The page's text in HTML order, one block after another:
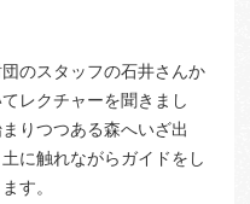
のスタッフの石井さんか
レクチャーを聞きまし
りつつある森へいざ出
に触れながらガイドをし
す。